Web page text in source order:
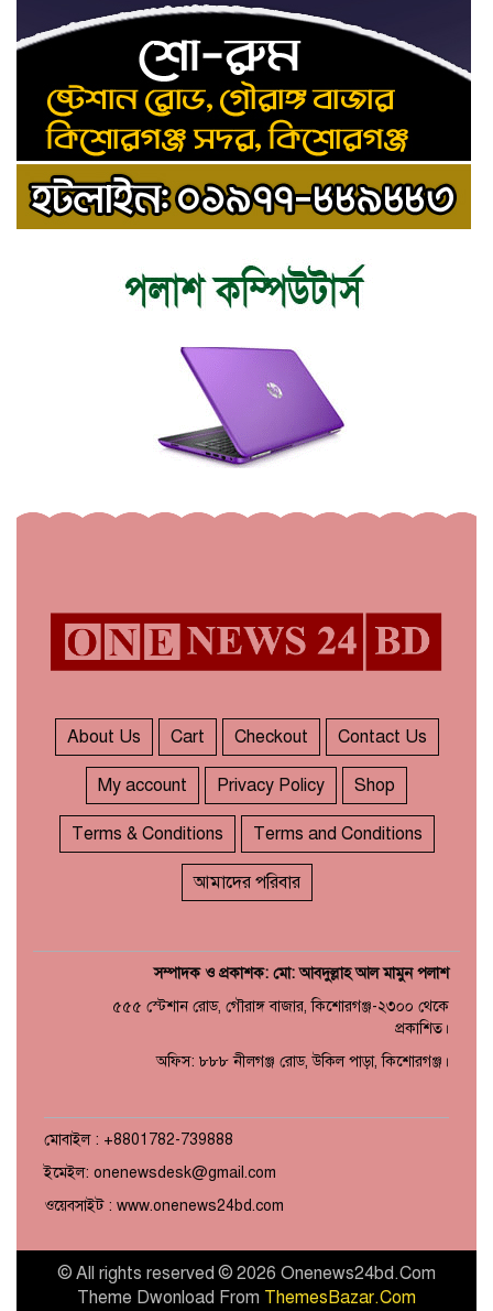
১০
কিশোরগঞ্জে যথাযোগ্য মর্যাদায়
পালিত হলো ‘জুলাই গণঅভ্যুত্থান
দিবস’
About Us Cart Checkout Contact Us
My account Privacy Policy Shop
Terms & Conditions Terms and Conditions
আমাদের পরিবার
সম্পাদক ও প্রকাশক: মো: আবদুল্লাহ আল মামুন পলাশ
৫৫৫ স্টেশান রোড, গৌরাঙ্গ বাজার, কিশোরগঞ্জ-২৩০০ থেকে
প্রকাশিত।
অফিস: ৮৮৮ নীলগঞ্জ রোড, উকিল পাড়া, কিশোরগঞ্জ।
মোবাইল : +8801782-739888
ইমেইল: onenewsdesk@gmail.com
ওয়েবসাইট : www.onenews24bd.com
© All rights reserved © 2026 Onenews24bd.Com
Theme Dwonload From ThemesBazar.Com